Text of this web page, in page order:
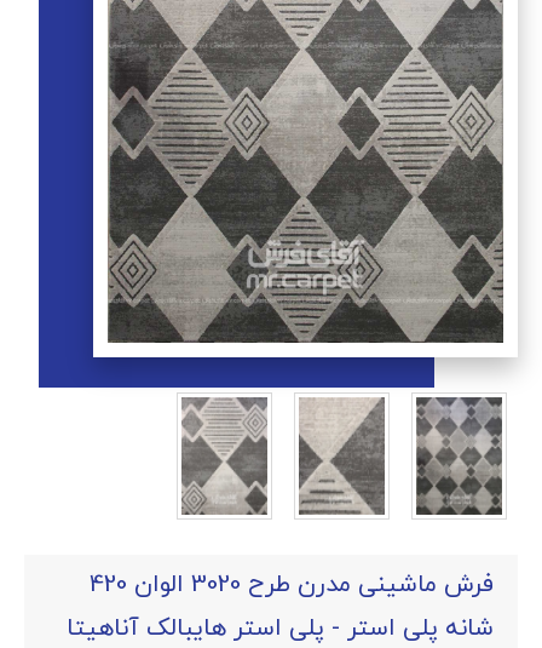
فرش ماشینی مدرن طرح 3020 الوان 420
شانه پلی استر - پلی استر هایبالک آناهیتا